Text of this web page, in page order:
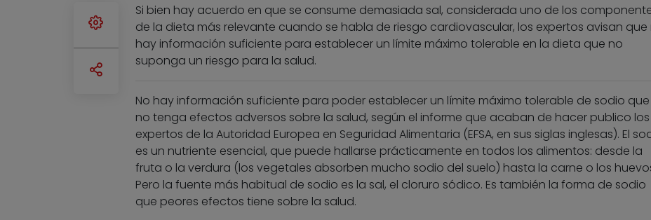
Si bien hay acuerdo en que se consume demasiada sal, considerada uno de los
de la dieta más relevante cuando se habla de riesgo cardiovascular, los expertos avisan que
hay información suficiente para establecer un límite máximo tolerable en la dieta que no
suponga un riesgo para la salud.
No hay información suficiente para poder establecer un límite máximo tolerable de sodio que
no tenga efectos adversos sobre la salud, según el informe que acaban de hacer publico los
expertos de la Autoridad Europea en Seguridad Alimentaria (EFSA, en sus siglas inglesas). El
es un nutriente esencial, que puede hallarse prácticamente en todos los alimentos: desde la
fruta o la verdura (los vegetales absorben mucho sodio del suelo) hasta la carne o los
Pero la fuente más habitual de sodio es la sal, el cloruro sódico. Es también la forma de sodio
que peores efectos tiene sobre la salud.